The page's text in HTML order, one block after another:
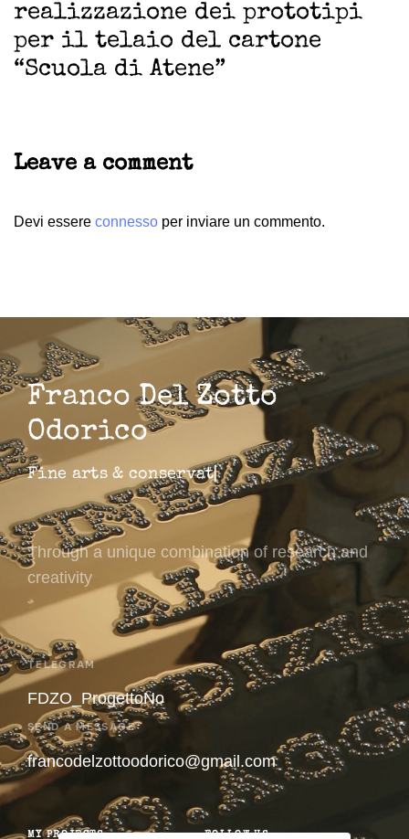
realizzazione dei prototipi
per il telaio del cartone
“Scuola di Atene”
Leave a comment
Devi essere connesso per inviare un commento.
Franco Del Zotto
Odorico
Fine arts & conservation▏
Through a unique combination of research and
creativity
TELEGRAM
FDZO_ProgettoNo
SEND A MESSAGE
francodelzottoodorico@gmail.com
MY PROJECTS FOLLOW US